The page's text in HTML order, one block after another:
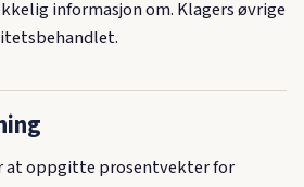
informasjon om. Klagers øvrige
at oppgitte prosentvekter for